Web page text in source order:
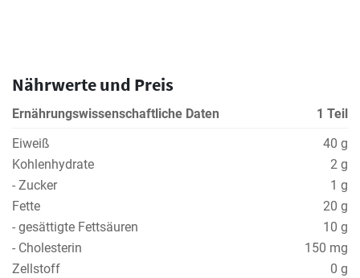
Nährwerte und Preis
Ernährungswissenschaftliche Daten
1 Teil
Eiweiß
40 g
Kohlenhydrate
2 g
- Zucker
1 g
Fette
20 g
- gesättigte Fettsäuren
10 g
- Cholesterin
150 mg
Zellstoff
0 g